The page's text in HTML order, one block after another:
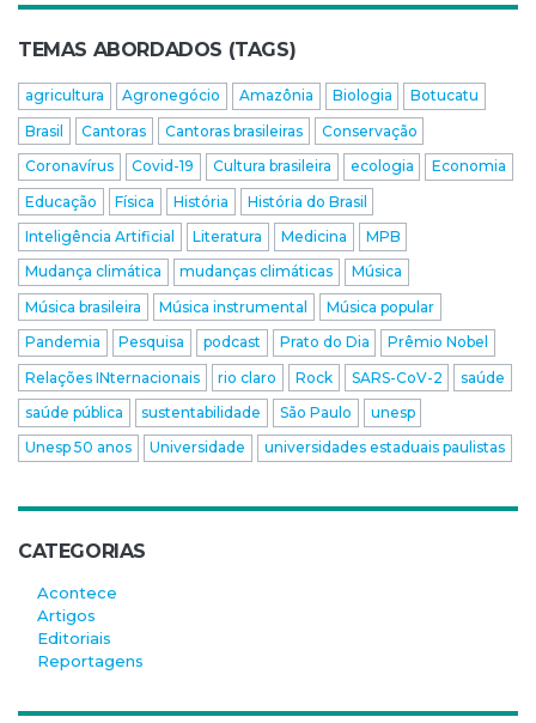
TEMAS ABORDADOS (TAGS)
agricultura Agronegócio Amazônia Biologia
Botucatu
Brasil
Cantoras Cantoras brasileiras
Conservação
Coronavírus
Covid-19 Cultura brasileira ecologia
Economia
Educação
Física História
História do Brasil
Inteligência Artificial
Literatura Medicina
MPB
Mudança climática
mudanças climáticas
Música
Música brasileira
Música instrumental
Música popular
Pandemia
Pesquisa podcast Prato do Dia
Prêmio Nobel
Relações INternacionais
rio claro Rock SARS-CoV-2
saúde
saúde pública
sustentabilidade São Paulo
unesp
Unesp 50 anos
Universidade universidades estaduais paulistas
CATEGORIAS
Acontece
Artigos
Editoriais
Reportagens